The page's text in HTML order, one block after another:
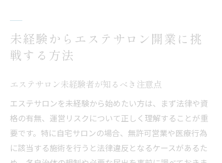
未経験からエステサロン開業に挑
戦する方法
エステサロン未経験者が知るべき注意点
エステサロンを未経験から始めたい方は、まず法律や資
格の有無、運営リスクについて正しく理解することが重
要です。特に自宅サロンの場合、無許可営業や医療行為
に該当する施術を行うと法律違反となるケースがあるた